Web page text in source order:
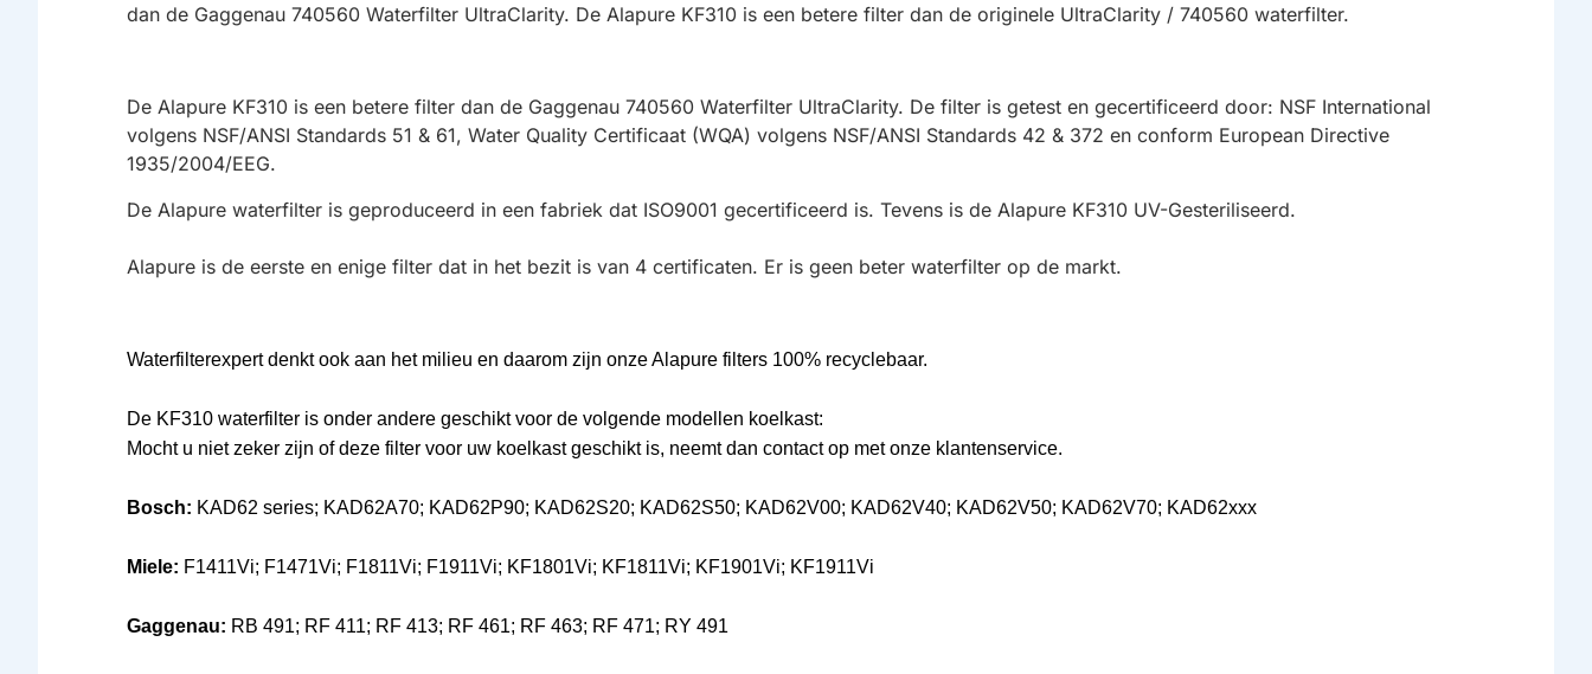
dan de Gaggenau 740560 Waterfilter UltraClarity. De Alapure KF310 is een betere filter dan de originele UltraClarity / 740560 waterfilter.
De Alapure KF310 is een betere filter dan de Gaggenau 740560 Waterfilter UltraClarity. De filter is getest en gecertificeerd door: NSF International
volgens NSF/ANSI Standards 51 & 61, Water Quality Certificaat (WQA) volgens NSF/ANSI Standards 42 & 372 en conform European Directive
1935/2004/EEG.
De Alapure waterfilter is geproduceerd in een fabriek dat ISO9001 gecertificeerd is. Tevens is de Alapure KF310 UV-Gesteriliseerd.
Alapure is de eerste en enige filter dat in het bezit is van 4 certificaten. Er is geen beter waterfilter op de markt.
Waterfilterexpert denkt ook aan het milieu en daarom zijn onze Alapure filters 100% recyclebaar.
De KF310 waterfilter is onder andere geschikt voor de volgende modellen koelkast:
Mocht u niet zeker zijn of deze filter voor uw koelkast geschikt is, neemt dan contact op met onze klantenservice.
Bosch: KAD62 series; KAD62A70; KAD62P90; KAD62S20; KAD62S50; KAD62V00; KAD62V40; KAD62V50; KAD62V70; KAD62xxx
Miele: F1411Vi; F1471Vi; F1811Vi; F1911Vi; KF1801Vi; KF1811Vi; KF1901Vi; KF1911Vi
Gaggenau: RB 491; RF 411; RF 413; RF 461; RF 463; RF 471; RY 491